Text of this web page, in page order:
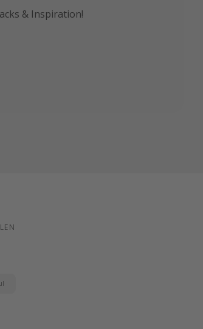
& Inspiration!